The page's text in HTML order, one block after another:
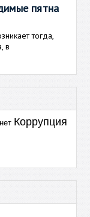
пятна
тогда,
в
Коррупция